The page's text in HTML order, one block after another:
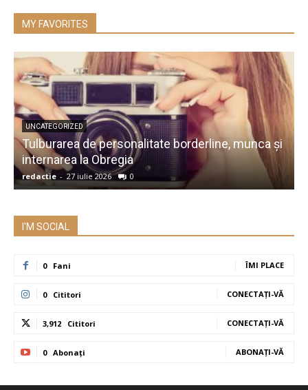
MY FAVORITES
UNCATEGORIZED
Tulburarea de personalitate borderline, munca și
internarea la Obregia
redactie - 27 iulie 2026 0
I'M SOCIAL
0 Fani ÎMI PLACE
0 Cititori CONECTAȚI-VĂ
3,912 Cititori CONECTAȚI-VĂ
0 Abonați ABONAȚI-VĂ